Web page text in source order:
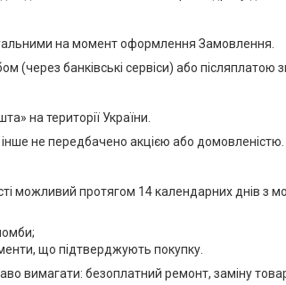
на момент оформлення Замовлення.
(через банківські сервіси) або післяплатою
на території України.
не передбачено акцією або домовленістю.
можливий протягом 14 календарних днів з
що підтверджують покупку.
вимагати: безоплатний ремонт, заміну